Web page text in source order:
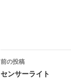
投
稿
前の投稿
センサーライト